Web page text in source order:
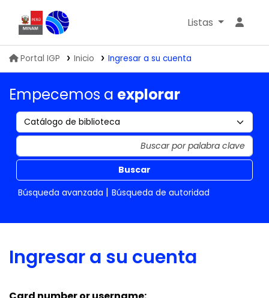
Biblioteca IGP
Listas
Portal IGP Inicio Ingresar a su cuenta
Empecemos a explorar
Buscar
Búsqueda avanzada
Búsqueda de autoridad
Ingresar a su cuenta